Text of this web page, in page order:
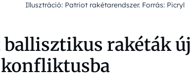
Illusztráció: Patriot rakétarendszer. Forrás: Picryl
rakéták új